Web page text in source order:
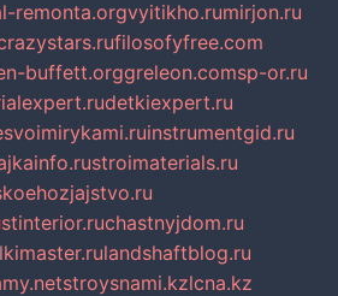
remonta.orgvyitikho.rumirjon.ru
filosofyfree.com
buffett.orggreleon.comsp-or.ru
detkiexpert.ru
instrumentgid.ru
stroimaterials.ru
chastnyjdom.ru
landshaftblog.ru
stroysnami.kzlcna.kz